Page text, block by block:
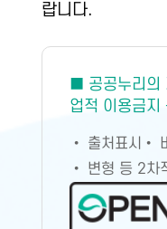
랍니다.
■ 공공누리의
업적 이용금지
• 출처표시 •
• 변형 등 2차